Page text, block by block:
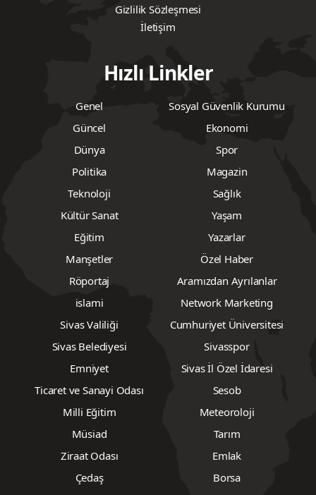
Gizlilik Sözleşmesi
İletişim
Hızlı Linkler
Genel
Sosyal Güvenlik Kurumu
Güncel
Ekonomi
Dünya
Spor
Politika
Magazin
Teknoloji
Sağlık
Kültür Sanat
Yaşam
Eğitim
Yazarlar
Manşetler
Özel Haber
Röportaj
Aramızdan Ayrılanlar
islami
Network Marketing
Sivas Valiliği
Cumhuriyet Üniversitesi
Sivas Belediyesi
Sivasspor
Emniyet
Sivas İl Özel İdaresi
Ticaret ve Sanayi Odası
Sesob
Milli Eğitim
Meteoroloji
Müsiad
Tarım
Ziraat Odası
Emlak
Çedaş
Borsa